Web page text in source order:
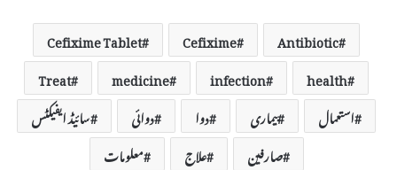
Antibiotic
Cefixime
Cefixime Tablet
health
infection
medicine
Treat
استعمال
بیماری دوا دوائی
سائیڈ ایفیکٹس
صارفین
علاج معلومات